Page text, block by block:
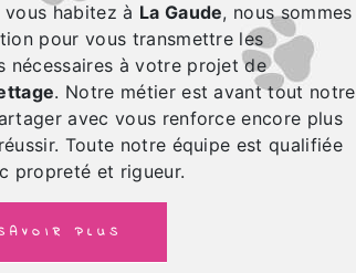
habitez à La Gaude, nous sommes
pour vous transmettre les
nécessaires à votre projet de
. Notre métier est avant tout notre
avec vous renforce encore plus
Toute notre équipe est qualifiée
propreté et rigueur.
PLUS